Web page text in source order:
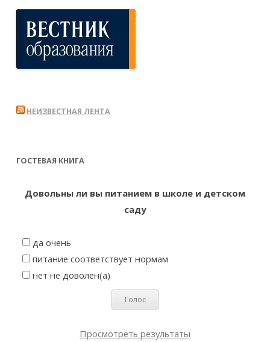
НЕИЗВЕСТНАЯ ЛЕНТА
ГОСТЕВАЯ КНИГА
Довольны ли вы питанием в школе и детском
саду
да очень
питание соответствует нормам
нет не доволен(а)
Просмотреть результаты